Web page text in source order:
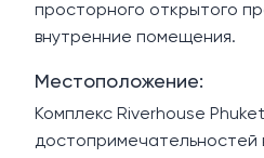
просторного открытого
внутренние помещения.
Местоположение:
Комплекс Riverhouse
достопримечательностей